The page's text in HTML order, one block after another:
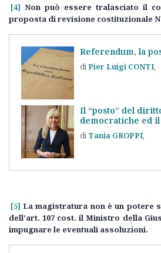
[4] Non può essere tralasciato il
proposta di revisione costituzionale
Referendum, la
Pier Luigi CONTI
Il “posto” del
democratiche ed
Tania GROPPI
[5] La magistratura non è un potere
dell’art. 107 cost. il Ministro della
impugnare le eventuali assoluzioni.